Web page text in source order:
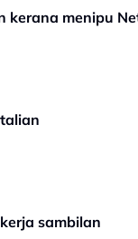
kerana menipu
sambilan